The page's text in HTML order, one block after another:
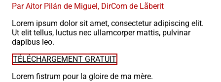
Par Aitor Pilán de Miguel, DirCom de Lãberit
Lorem ipsum dolor sit amet, consectetur adipiscing elit.
Ut elit tellus, luctus nec ullamcorper mattis, pulvinar
dapibus leo.
TÉLÉCHARGEMENT GRATUIT
Lorem fistrum pour la gloire de ma mère.